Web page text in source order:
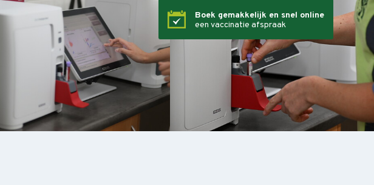
Boek gemakkelijk en snel online
een vaccinatie afspraak